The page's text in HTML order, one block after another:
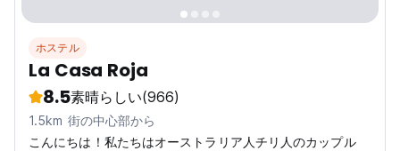
ホステル
La Casa Roja
8.5素晴らしい(966)
1.5km 街の中心部から
こんにちは！私たちはオーストラリア人チリ人のカップル